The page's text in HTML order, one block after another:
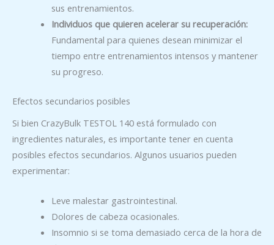
sus entrenamientos.
Individuos que quieren acelerar su recuperación:
Fundamental para quienes desean minimizar el
tiempo entre entrenamientos intensos y mantener
su progreso.
Efectos secundarios posibles
Si bien CrazyBulk TESTOL 140 está formulado con
ingredientes naturales, es importante tener en cuenta
posibles efectos secundarios. Algunos usuarios pueden
experimentar:
Leve malestar gastrointestinal.
Dolores de cabeza ocasionales.
Insomnio si se toma demasiado cerca de la hora de